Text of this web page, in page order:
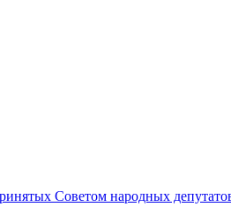
Советом народных